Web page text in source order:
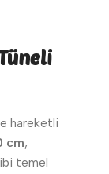
hareketli
cm,
temel